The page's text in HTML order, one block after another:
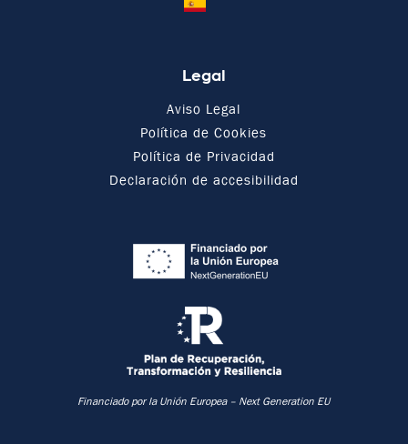
Legal
Aviso Legal
Política de Cookies
Política de Privacidad
Declaración de accesibilidad
Financiado por la Unión Europea – Next Generation EU